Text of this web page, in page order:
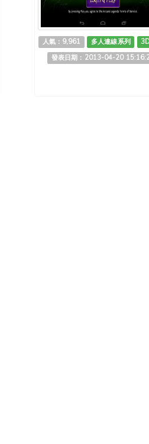
人氣：9,961 多人連線系列
發表日期：2013-04-20